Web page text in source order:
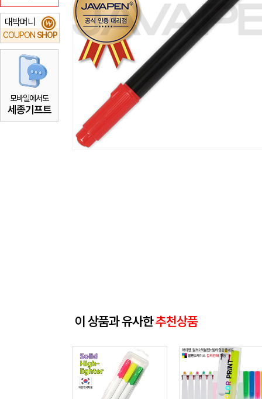
대박머니
COUPON SHOP
₩
모바일에서도
세종기프트
이 상품과 유사한추천상품